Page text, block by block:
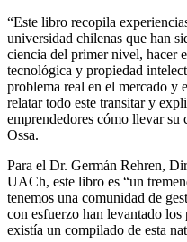
“Este libro recopila
universidad chilenas que han
ciencia del primer nivel, hacer
tecnológica y propiedad
problema real en el mercado y
relatar todo este transitar y
emprendedores cómo llevar su
Ossa.
Para el Dr. Germán Rehren,
UACh, este libro es “un
tenemos una comunidad de
con esfuerzo han levantado
existía un compilado de esta